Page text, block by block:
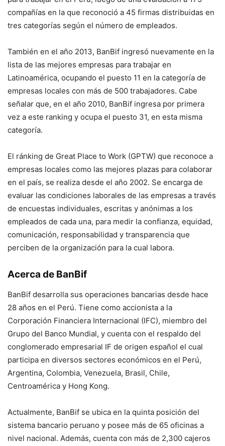
compañías en la que reconoció a 45 firmas distribuidas en
tres categorías según el número de empleados.
También en el año 2013, BanBif ingresó nuevamente en la
lista de las mejores empresas para trabajar en
Latinoamérica, ocupando el puesto 11 en la categoría de
empresas locales con más de 500 trabajadores. Cabe
señalar que, en el año 2010, BanBif ingresa por primera
vez a este ranking y ocupa el puesto 31, en esta misma
categoría.
El ránking de Great Place to Work (GPTW) que reconoce a
empresas locales como las mejores plazas para colaborar
en el país, se realiza desde el año 2002. Se encarga de
evaluar las condiciones laborales de las empresas a través
de encuestas individuales, escritas y anónimas a los
empleados de cada una, para medir la confianza, equidad,
comunicación, responsabilidad y transparencia que
perciben de la organización para la cual labora.
Acerca de BanBif
BanBif desarrolla sus operaciones bancarias desde hace
28 años en el Perú. Tiene como accionista a la
Corporación Financiera Internacional (IFC), miembro del
Grupo del Banco Mundial, y cuenta con el respaldo del
conglomerado empresarial IF de origen español el cual
participa en diversos sectores económicos en el Perú,
Argentina, Colombia, Venezuela, Brasil, Chile,
Centroamérica y Hong Kong.
Actualmente, BanBif se ubica en la quinta posición del
sistema bancario peruano y posee más de 65 oficinas a
nivel nacional. Además, cuenta con más de 2,300 cajeros